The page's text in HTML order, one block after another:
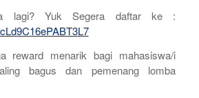
lagi? Yuk Segera daftar ke :
reward menarik bagi mahasiswa/i
bagus dan pemenang lomba